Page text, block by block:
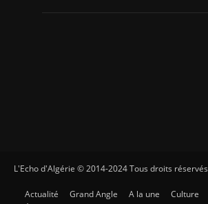
L'Echo d'Algérie © 2014-2024 Tous droits réservés
Actualité Grand Angle A la une Culture